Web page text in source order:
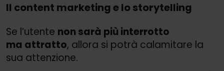
Il content marketing e lo storytelling
Se l’utente non sarà più interrotto
ma attratto, allora si potrà calamitare la
sua attenzione.